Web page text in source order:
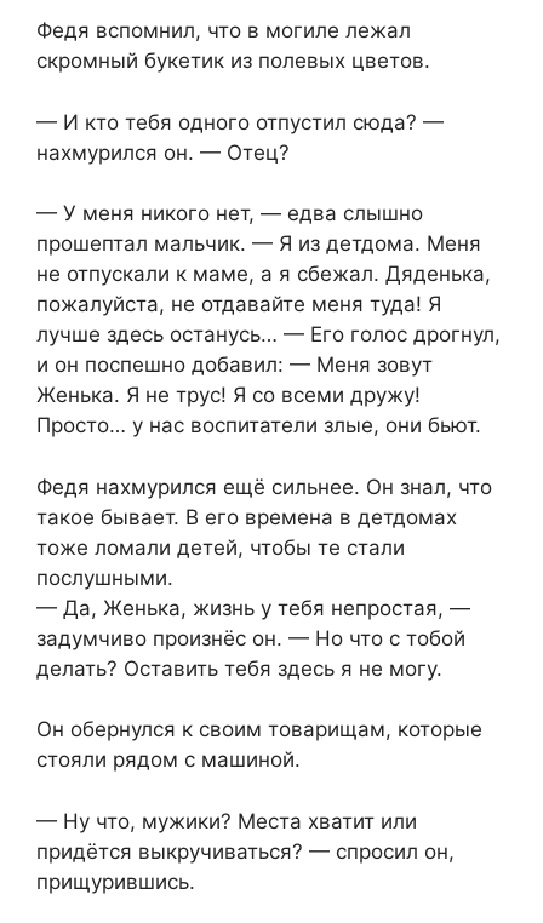
Федя вспомнил, что в могиле лежал
скромный букетик из полевых цветов.
— И кто тебя одного отпустил сюда? —
нахмурился он. — Отец?
— У меня никого нет, — едва слышно
прошептал мальчик. — Я из детдома. Меня
не отпускали к маме, а я сбежал. Дяденька,
пожалуйста, не отдавайте меня туда! Я
лучше здесь останусь… — Его голос дрогнул,
и он поспешно добавил: — Меня зовут
Женька. Я не трус! Я со всеми дружу!
Просто… у нас воспитатели злые, они бьют.
Федя нахмурился ещё сильнее. Он знал, что
такое бывает. В его времена в детдомах
тоже ломали детей, чтобы те стали
послушными.
— Да, Женька, жизнь у тебя непростая, —
задумчиво произнёс он. — Но что с тобой
делать? Оставить тебя здесь я не могу.
Он обернулся к своим товарищам, которые
стояли рядом с машиной.
— Ну что, мужики? Места хватит или
придётся выкручиваться? — спросил он,
прищурившись.